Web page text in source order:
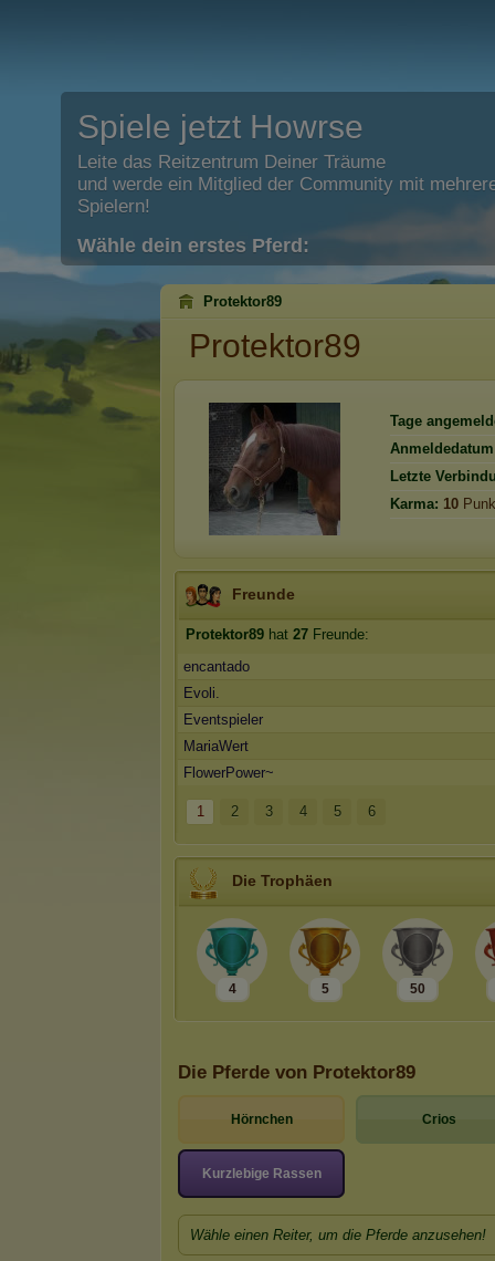
Spiele jetzt Howrse
Leite das Reitzentrum Deiner Träume
und werde ein Mitglied der Community mit
Spielern!
Wähle dein erstes Pferd:
Protektor89
Protektor89
Tage
Letzte
Karma: 10
Freunde
Protektor89 hat 27 Freunde:
encantado
Evoli.
Eventspieler
MariaWert
FlowerPower~
1 2 3 4 5 6
Die Trophäen
4 5 50
Die Pferde von Protektor89
Hörnchen Crios
Kurzlebige Rassen
Wähle einen Reiter, um die Pferde anzusehen!